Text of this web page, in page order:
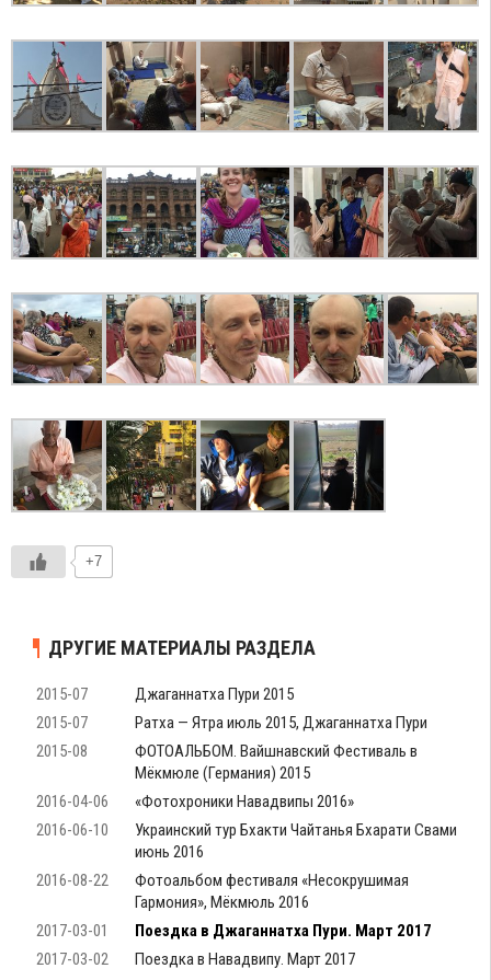
+7
ДРУГИЕ МАТЕРИАЛЫ РАЗДЕЛА
2015-07
Джаганнатха Пури 2015
2015-07
Ратха — Ятра июль 2015, Джаганнатха Пури
2015-08
ФОТОАЛЬБОМ. Вайшнавский Фестиваль в
Мёкмюле (Германия) 2015
2016-04-06
«Фотохроники Навадвипы 2016»
2016-06-10
Украинский тур Бхакти Чайтанья Бхарати Свами
июнь 2016
2016-08-22
Фотоальбом фестиваля «Несокрушимая
Гармония», Мёкмюль 2016
2017-03-01
Поездка в Джаганнатха Пури. Март 2017
2017-03-02
Поездка в Навадвипу. Март 2017